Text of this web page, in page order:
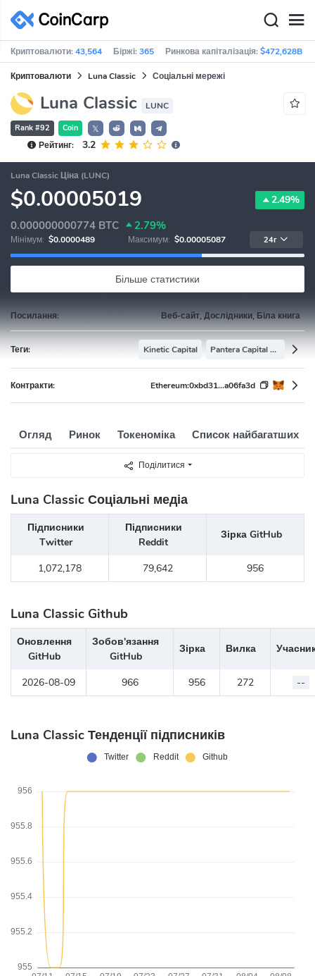
Криптовалюти:43,564 Біржі:365 Ринкова капіталізація:$472,628B
Криптовалюти Luna Classic Соціальні мережі
Luna Classic LUNC
Rank #92 Coin
𝕏
Рейтинг:
3.2
Luna Classic Ціна (LUNC)
$0.00005019 2.49%
0.000000000774 BTC 2.79%
Мінімум: $0.0000489 Максимум: $0.00005087 24г
Більше статистики
Посилання: Веб-сайт, Дослідники, Біла книга
Теги: Kinetic Capital Pantera Capital Portfolio
Контракти: Ethereum:0xbd31...a06fa3d
Огляд Ринок Токеноміка Список найбагатших
Поділитися
Luna Classic Соціальні медіа
Підписники
Twitter
Підписники
Reddit
Зірка GitHub
1,072,178 79,642 956
Luna Classic Github
Оновлення
GitHub
Зобов'язання
GitHub
Зірка Вилка
2026-08-09 966 956 272 --
Luna Classic Тенденції підписників